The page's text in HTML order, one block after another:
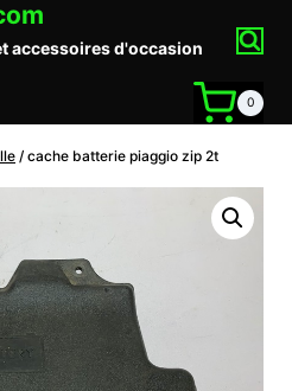
accessoires d'occasion
0
/ cache batterie piaggio zip 2t